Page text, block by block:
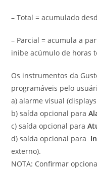
– Total = acumulado
– Parcial = acumula a
inibe acúmulo de horas
Os instrumentos da
programáveis pelo
a) alarme visual
b) saída opcional para
c) saída opcional para
d) saída opcional para
externo).
NOTA: Confirmar